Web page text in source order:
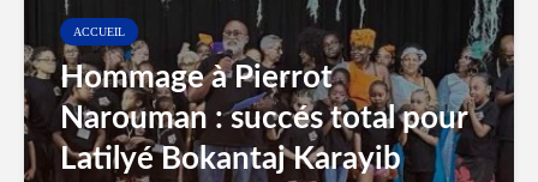
ACCUEIL
Hommage à Pierrot
Narouman : succés total pour
Latilyé Bokantaj Karayib